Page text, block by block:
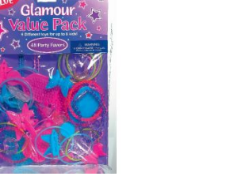
Pistola de agua
0,35 €